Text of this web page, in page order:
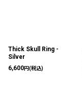
Thick Skull Ring -
Silver
6,600円(税込)